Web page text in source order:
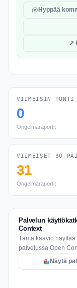
Hyppää
↗
VIIMEISIN TUNTI
0
Ongelmaraportit
VIIMEISET 30
31
Ongelmaraportit
Palvelun
Context
Tämä kaavio
palvelussa Open
Näytä